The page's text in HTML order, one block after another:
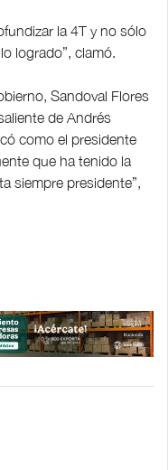
la 4T y no sólo
logrado”, clamó.
Sandoval Flores
de Andrés
como el presidente
que ha tenido la
siempre presidente”,